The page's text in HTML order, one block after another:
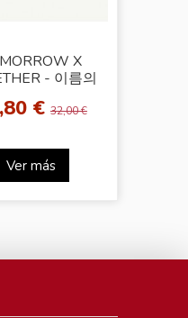
X
- 이름의
Cover]
€ 32,00 €
Ver más